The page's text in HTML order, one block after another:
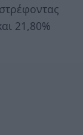
21,80%